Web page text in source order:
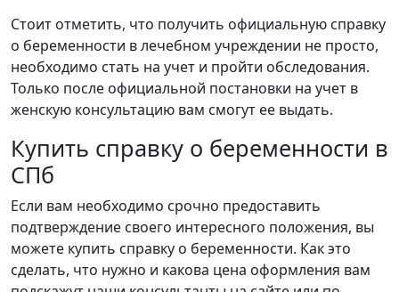
Стоит отметить, что получить официальную справку
о беременности в лечебном учреждении не просто,
необходимо стать на учет и пройти обследования.
Только после официальной постановки на учет в
женскую консультацию вам смогут ее выдать.
Купить справку о беременности в
СПб
Если вам необходимо срочно предоставить
подтверждение своего интересного положения, вы
можете купить справку о беременности. Как это
сделать, что нужно и какова цена оформления вам